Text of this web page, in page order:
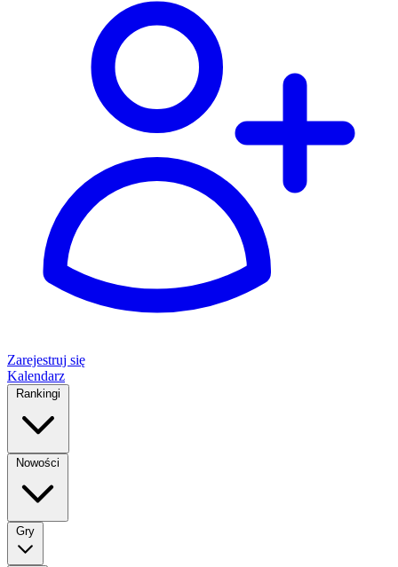
Zarejestruj się
Kalendarz
Rankingi
Nowości
Gry